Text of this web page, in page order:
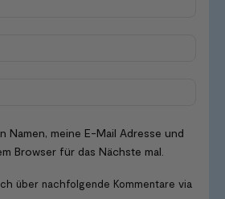
Namen, meine E-Mail Adresse und
Browser für das Nächste mal.
über nachfolgende Kommentare via